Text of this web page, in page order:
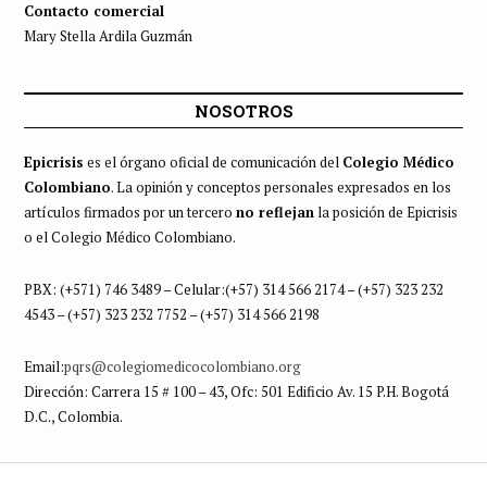
Contacto comercial
Mary Stella Ardila Guzmán
NOSOTROS
Epicrisis es el órgano oficial de comunicación del Colegio Médico
Colombiano. La opinión y conceptos personales expresados en los
artículos firmados por un tercero no reflejanla posición de Epicrisis
o el Colegio Médico Colombiano.
PBX: (+571) 746 3489 – Celular:(+57) 314 566 2174 – (+57) 323 232
4543 – (+57) 323 232 7752 – (+57) 314 566 2198
Email:pqrs@colegiomedicocolombiano.org
Dirección: Carrera 15 # 100 – 43, Ofc: 501 Edificio Av. 15 P.H. Bogotá
D.C., Colombia.